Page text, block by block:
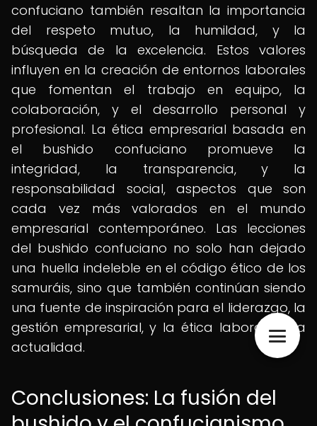
confuciano también resaltan la importancia
del respeto mutuo, la humildad, y la
búsqueda de la excelencia. Estos valores
influyen en la creación de entornos laborales
que fomentan el trabajo en equipo, la
colaboración, y el desarrollo personal y
profesional. La ética empresarial basada en
el bushido confuciano promueve la
integridad, la transparencia, y la
responsabilidad social, aspectos que son
cada vez más valorados en el mundo
empresarial contemporáneo. Las lecciones
del bushido confuciano no solo han dejado
una huella indeleble en el código ético de los
samuráis, sino que también continúan siendo
una fuente de inspiración para el liderazgo, la
gestión empresarial, y la ética laboral en la
actualidad.
Conclusiones: La fusión del